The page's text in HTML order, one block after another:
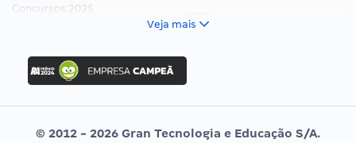
Concursos 2025
Concurso Ibama
Concurso MPU
Editais publicados
Vunesp
Veja mais
© 2012 - 2026 Gran Tecnologia e Educação S/A.